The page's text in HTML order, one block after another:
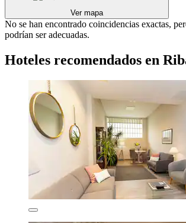
Ver mapa
No se han encontrado coincidencias exactas,
podrían ser adecuadas.
Hoteles recomendados en